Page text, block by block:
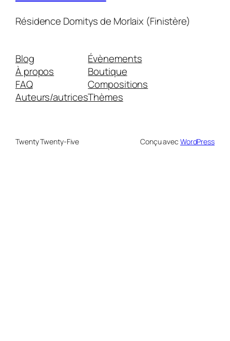
Résidence Domitys de Morlaix (Finistère)
Blog
À propos
FAQ
Auteurs/autrices
Évènements
Boutique
Compositions
Thèmes
Twenty Twenty-Five Conçu avec WordPress